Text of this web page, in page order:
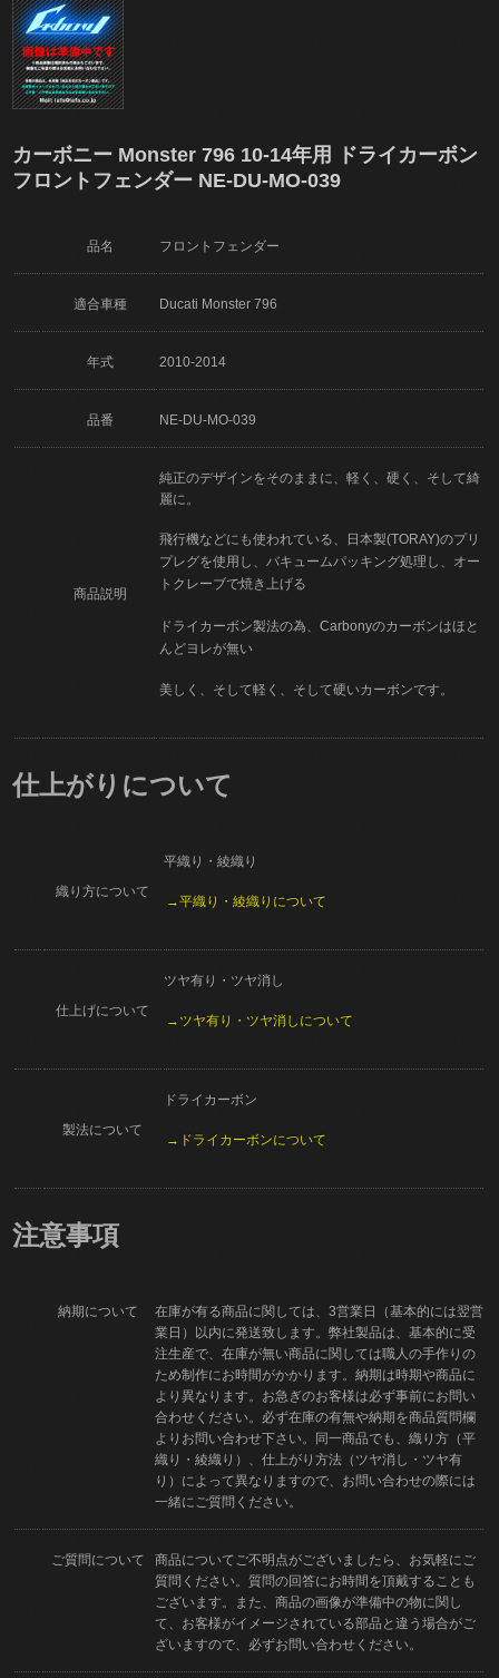
カーボニー Monster 796 10-14年用 ドライカーボン
フロントフェンダー NE-DU-MO-039
品名 フロントフェンダー
適合車種 Ducati Monster 796
年式 2010-2014
品番 NE-DU-MO-039
商品説明
純正のデザインをそのままに、軽く、硬く、そして綺
麗に。
飛行機などにも使われている、日本製(TORAY)のプリ
プレグを使用し、バキュームパッキング処理し、オー
トクレーブで焼き上げる
ドライカーボン製法の為、Carbonyのカーボンはほと
んどヨレが無い
美しく、そして軽く、そして硬いカーボンです。
仕上がりについて
織り方について
平織り・綾織り
→平織り・綾織りについて
仕上げについて
ツヤ有り・ツヤ消し
→ツヤ有り・ツヤ消しについて
製法について
ドライカーボン
→ドライカーボンについて
注意事項
納期について
在庫が有る商品に関しては、3営業日（基本的には翌営
業日）以内に発送致します。弊社製品は、基本的に受
注生産で、在庫が無い商品に関しては職人の手作りの
ため制作にお時間がかかります。納期は時期や商品に
より異なります。お急ぎのお客様は必ず事前にお問い
合わせください。必ず在庫の有無や納期を商品質問欄
よりお問い合わせ下さい。同一商品でも、織り方（平
織り・綾織り）、仕上がり方法（ツヤ消し・ツヤ有
り）によって異なりますので、お問い合わせの際には
一緒にご質問ください。
ご質問について
商品についてご不明点がございましたら、お気軽にご
質問ください。質問の回答にお時間を頂戴することも
ございます。また、商品の画像が準備中の物に関し
て、お客様がイメージされている部品と違う場合がご
ざいますので、必ずお問い合わせください。